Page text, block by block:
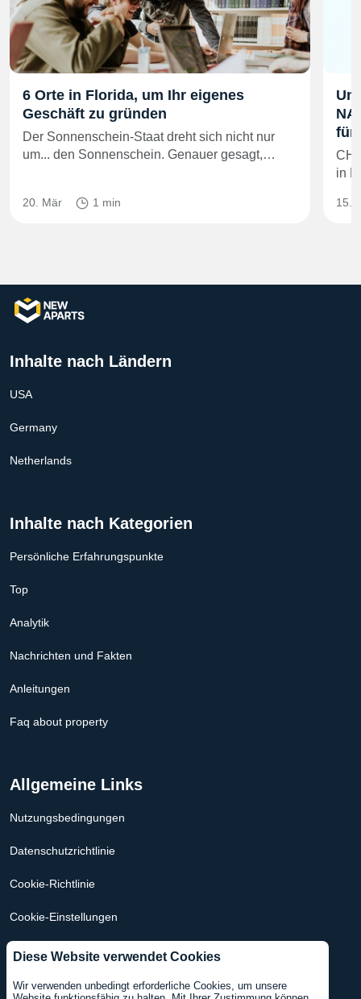
Diese Website verwendet Cookies
Wir verwenden unbedingt erforderliche Cookies, um unsere
6 Orte in Florida, um Ihr eigenes
Geschäft zu gründen
Der Sonnenschein-Staat dreht sich nicht nur
um... den Sonnenschein. Genauer gesagt,…
20. Mär 1 min
für
in
15.
Inhalte nach Ländern
USA
Germany
Netherlands
Inhalte nach Kategorien
Persönliche Erfahrungspunkte
Top
Analytik
Nachrichten und Fakten
Anleitungen
Faq about property
Allgemeine Links
Nutzungsbedingungen
Datenschutzrichtlinie
Cookie-Richtlinie
Cookie-Einstellungen
Hypothekenrechner Niederlande
Hypothekenrechner USA